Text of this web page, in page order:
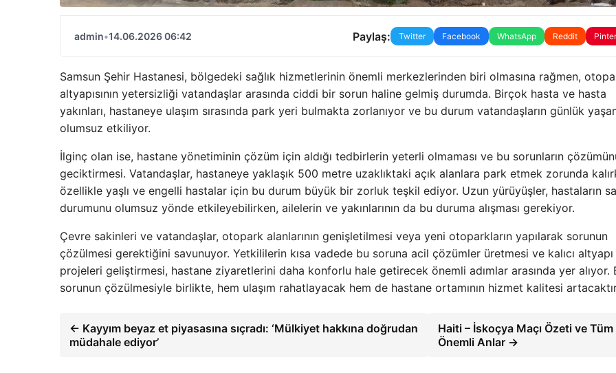
admin•14.06.2026 06:42 Paylaş: Twitter Facebook WhatsApp Reddit
Samsun Şehir Hastanesi, bölgedeki sağlık hizmetlerinin önemli merkezlerinden biri olmasına rağmen,
altyapısının yetersizliği vatandaşlar arasında ciddi bir sorun haline gelmiş durumda. Birçok hasta ve hasta
yakınları, hastaneye ulaşım sırasında park yeri bulmakta zorlanıyor ve bu durum vatandaşların günlük
olumsuz etkiliyor.
İlginç olan ise, hastane yönetiminin çözüm için aldığı tedbirlerin yeterli olmaması ve bu sorunların
geciktirmesi. Vatandaşlar, hastaneye yaklaşık 500 metre uzaklıktaki açık alanlara park etmek zorunda
özellikle yaşlı ve engelli hastalar için bu durum büyük bir zorluk teşkil ediyor. Uzun yürüyüşler, hastaların
durumunu olumsuz yönde etkileyebilirken, ailelerin ve yakınlarının da bu duruma alışması gerekiyor.
Çevre sakinleri ve vatandaşlar, otopark alanlarının genişletilmesi veya yeni otoparkların yapılarak sorunun
çözülmesi gerektiğini savunuyor. Yetkililerin kısa vadede bu soruna acil çözümler üretmesi ve kalıcı altyapı
projeleri geliştirmesi, hastane ziyaretlerini daha konforlu hale getirecek önemli adımlar arasında yer alıyor.
sorunun çözülmesiyle birlikte, hem ulaşım rahatlayacak hem de hastane ortamının hizmet kalitesi
← Kayyım beyaz et piyasasına sıçradı: ‘Mülkiyet hakkına doğrudan
müdahale ediyor’
Haiti – İskoçya Maçı Özeti ve Tüm
Önemli Anlar →